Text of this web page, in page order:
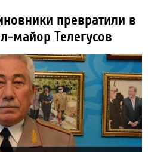
превратили в
майор Телегусов